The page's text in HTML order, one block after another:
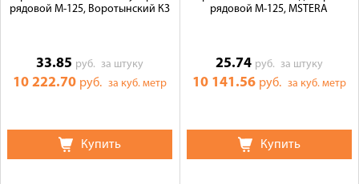
рядовой М-125, Воротынский КЗ
33.85 руб.за штуку
10 222.70 руб.за куб. метр
Купить
рядовой М-125, MSTERA
25.74 руб. за штуку
10 141.56 руб. за куб. метр
Купить